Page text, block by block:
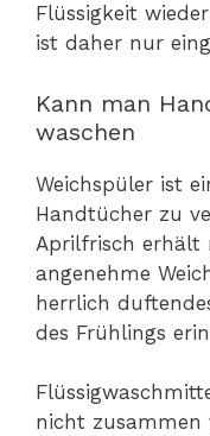
Flüssigkeit
ist daher nur
Kann man
waschen
Weichspüler ist
Handtücher zu
Aprilfrisch erhält
angenehme
herrlich
des Frühlings
nicht zusammen